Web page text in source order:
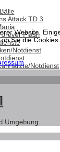
Attack TD 3
Flash
Notdienst
Notdienst
Umgebung
Website.
Sie die